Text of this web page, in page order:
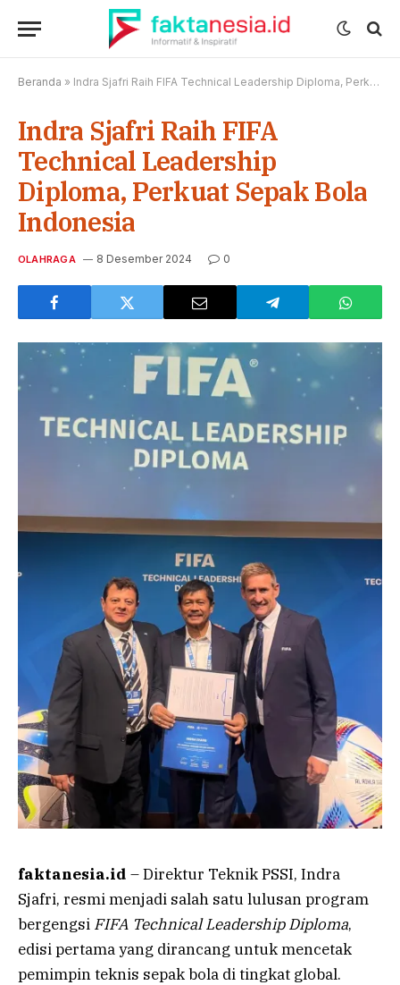
Beranda » Indra Sjafri Raih FIFA Technical Leadership Diploma, Perkuat Sepak Bola Indonesia
Indra Sjafri Raih FIFA
Technical Leadership
Diploma, Perkuat Sepak Bola
Indonesia
OLAHRAGA 8 Desember 2024 0
faktanesia.id – Direktur Teknik PSSI, Indra
Sjafri, resmi menjadi salah satu lulusan program
bergengsi FIFA Technical Leadership Diploma,
edisi pertama yang dirancang untuk mencetak
pemimpin teknis sepak bola di tingkat global.